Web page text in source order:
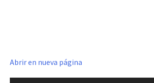
Abrir en nueva página